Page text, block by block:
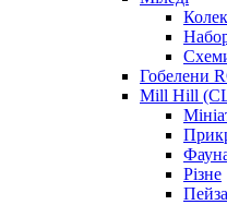
Гобелени
Mill Hill
Різне